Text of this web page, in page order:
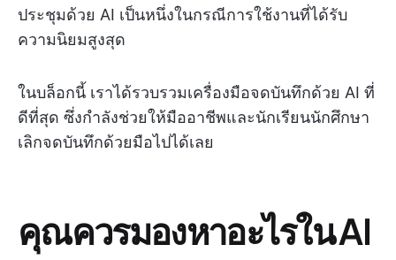
ประชุมด้วย AI เป็นหนึ่งในกรณีการใช้งานที่ได้รับ
ความนิยมสูงสุด
ในบล็อกนี้ เราได้รวบรวมเครื่องมือจดบันทึกด้วย AI ที่
ดีที่สุด ซึ่งกำลังช่วยให้มืออาชีพและนักเรียนนักศึกษา
เลิกจดบันทึกด้วยมือไปได้เลย
คุณควรมองหาอะไรใน AI